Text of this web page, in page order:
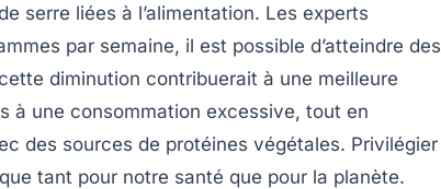
serre liées à l’alimentation. Les experts
par semaine, il est possible d’atteindre des
diminution contribuerait à une meilleure
à une consommation excessive, tout en
des sources de protéines végétales. Privilégier
tant pour notre santé que pour la planète.